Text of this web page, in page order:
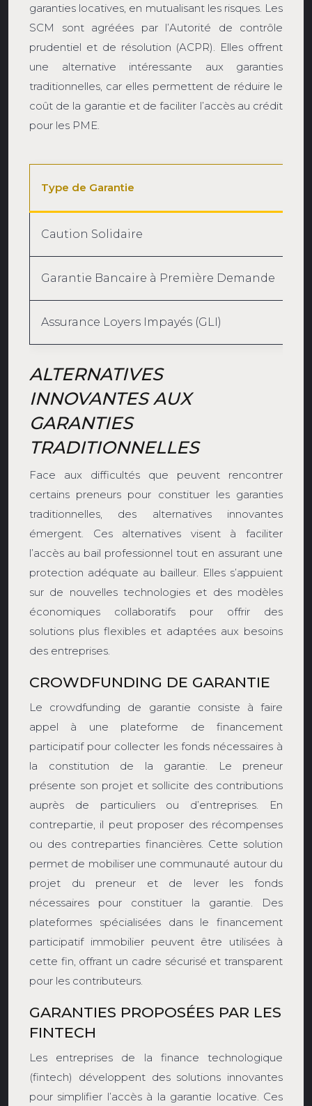
garanties locatives, en mutualisant les risques. Les
SCM sont agréées par l’Autorité de contrôle
prudentiel et de résolution (ACPR). Elles offrent
une alternative intéressante aux garanties
traditionnelles, car elles permettent de réduire le
coût de la garantie et de faciliter l’accès au crédit
pour les PME.
Type de Garantie
Caution Solidaire
Garantie Bancaire à Première Demande
Assurance Loyers Impayés (GLI)
ALTERNATIVES
INNOVANTES AUX
GARANTIES
TRADITIONNELLES
Face aux difficultés que peuvent rencontrer
certains preneurs pour constituer les garanties
traditionnelles, des alternatives innovantes
émergent. Ces alternatives visent à faciliter
l’accès au bail professionnel tout en assurant une
protection adéquate au bailleur. Elles s’appuient
sur de nouvelles technologies et des modèles
économiques collaboratifs pour offrir des
solutions plus flexibles et adaptées aux besoins
des entreprises.
CROWDFUNDING DE GARANTIE
Le crowdfunding de garantie consiste à faire
appel à une plateforme de financement
participatif pour collecter les fonds nécessaires à
la constitution de la garantie. Le preneur
présente son projet et sollicite des contributions
auprès de particuliers ou d’entreprises. En
contrepartie, il peut proposer des récompenses
ou des contreparties financières. Cette solution
permet de mobiliser une communauté autour du
projet du preneur et de lever les fonds
nécessaires pour constituer la garantie. Des
plateformes spécialisées dans le financement
participatif immobilier peuvent être utilisées à
cette fin, offrant un cadre sécurisé et transparent
pour les contributeurs.
GARANTIES PROPOSÉES PAR LES
FINTECH
Les entreprises de la finance technologique
(fintech) développent des solutions innovantes
pour simplifier l’accès à la garantie locative. Ces